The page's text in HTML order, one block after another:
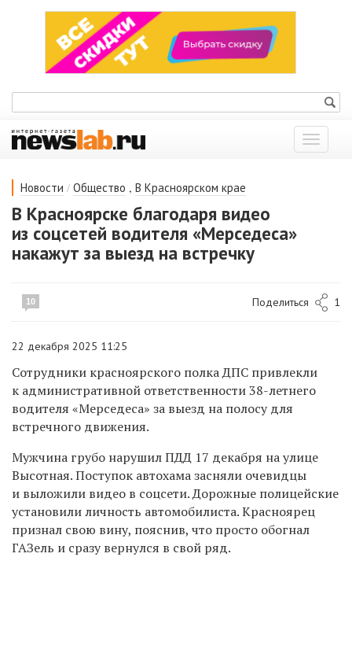
Показать
меню
Новости / Общество , В Красноярском крае
В Красноярске благодаря видео
из соцсетей водителя «Мерседеса»
накажут за выезд на встречку
10 Поделиться 1
22 декабря 2025 11:25
Сотрудники красноярского полка ДПС привлекли
к административной ответственности 38-летнего
водителя «Мерседеса» за выезд на полосу для
встречного движения.
Мужчина грубо нарушил ПДД 17 декабря на улице
Высотная. Поступок автохама засняли очевидцы
и выложили видео в соцсети. Дорожные полицейские
установили личность автомобилиста. Красноярец
признал свою вину, пояснив, что просто обогнал
ГАЗель и сразу вернулся в свой ряд.